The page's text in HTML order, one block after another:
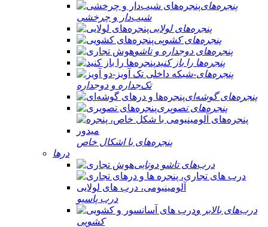
پنجره‌های
شیب‌دار و چرخشی
پنجره‌های لولایی
پنجره‌های کشویی
پنجره‌های دوجداره و تاشو
پنجره‌ها را باز کنید
پنجره‌های
تک‌جداره و دوجداره
پنجره‌های گوشه‌ای
پنجره‌های تصویری
پنجره‌های با اشکال خاص
درها
درب‌های تاشو دوتایی
درب پاسیو
درب‌های بالابر و
کشویی